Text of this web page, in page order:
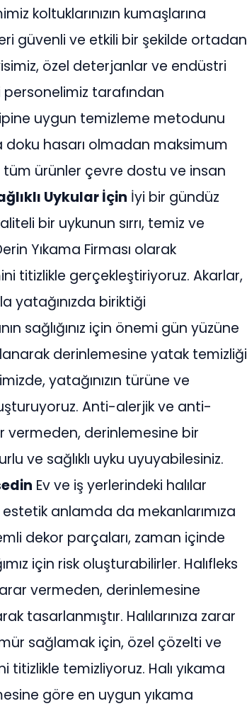
koltuklarınızın kumaşlarına
güvenli ve etkili bir şekilde ortadan
özel deterjanlar ve endüstri
tarafından
uygun temizleme metodunu
doku hasarı olmadan maksimum
tüm ürünler çevre dostu ve insan
Uykular İçin İyi bir gündüz
bir uykunun sırrı, temiz ve
Yıkama Firması olarak
titizlikle gerçekleştiriyoruz. Akarlar,
yatağınızda biriktiği
sağlığınız için önemi gün yüzüne
derinlemesine yatak temizliği
yatağınızın türüne ve
Anti-alerjik ve anti-
vermeden, derinlemesine bir
ve sağlıklı uyku uyuyabilesiniz.
Ev ve iş yerlerindeki halılar
estetik anlamda da mekanlarımıza
dekor parçaları, zaman içinde
için risk oluşturabilirler. Halıfleks
vermeden, derinlemesine
tasarlanmıştır. Halılarınıza zarar
sağlamak için, özel çözelti ve
titizlikle temizliyoruz. Halı yıkama
göre en uygun yıkama